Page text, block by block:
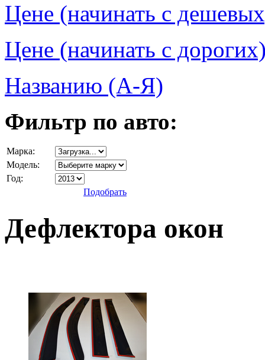
Цене (начинать с
Цене (начинать с
Названию (А-Я)
Фильтр по авто:
Марка:
Модель:
Год:
Подобрать
Дефлектора окон